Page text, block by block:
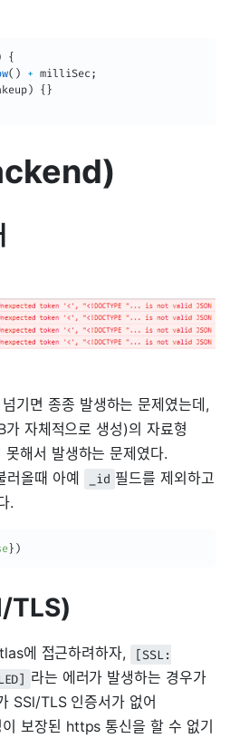
{
( ) + milliSec ;
) {}
기면 종종 발생하는 문제였는데,
자체적으로 생성)의 자료형
해서 발생하는 문제였다.
올때 아예
_id 필드를 제외하고
.
} )
TLS)
에 접근하려하자,
[SSL:
라는 에러가 발생하는 경우가
SSl/TLS 인증서가 없어
보장된 https 통신을 할 수 없기